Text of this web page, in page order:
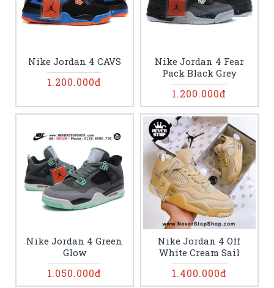
Nike Jordan 4 CAVS
1.200.000đ
Nike Jordan 4 Fear
Pack Black Grey
1.200.000đ
Nike Jordan 4 Green
Glow
1.050.000đ
Nike Jordan 4 Off
White Cream Sail
1.400.000đ